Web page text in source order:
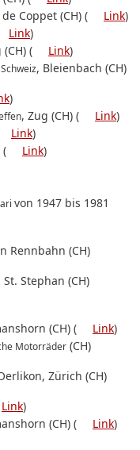
Coppet (CH) ( Link)
Link)
( Link)
, Bleienbach (CH)
)
, Zug (CH) ( Link)
Link)
( Link)
von 1947 bis 1981
Rennbahn (CH)
Stephan (CH)
(CH) ( Link)
Motorräder (CH)
Zürich (CH)
Link)
(CH) ( Link)